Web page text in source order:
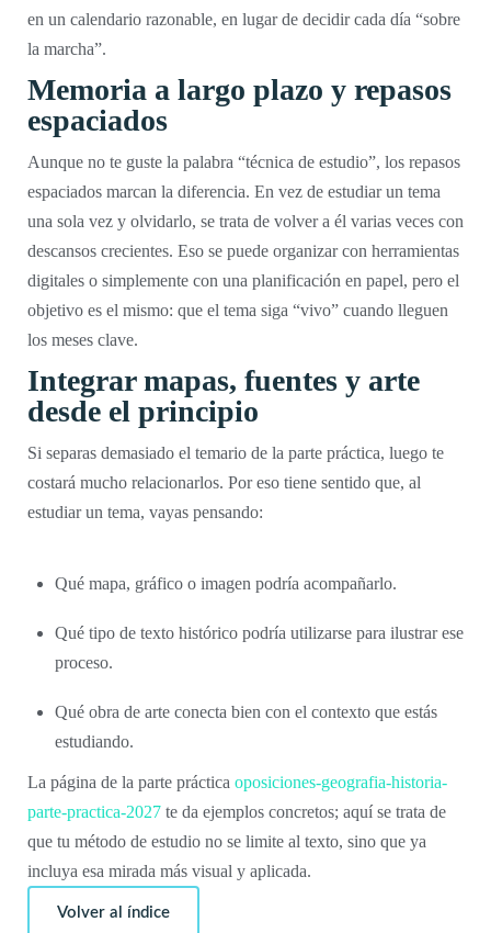
en un calendario razonable, en lugar de decidir cada día “sobre
la marcha”.
Memoria a largo plazo y repasos
espaciados
Aunque no te guste la palabra “técnica de estudio”, los repasos
espaciados marcan la diferencia. En vez de estudiar un tema
una sola vez y olvidarlo, se trata de volver a él varias veces con
descansos crecientes. Eso se puede organizar con herramientas
digitales o simplemente con una planificación en papel, pero el
objetivo es el mismo: que el tema siga “vivo” cuando lleguen
los meses clave.
Integrar mapas, fuentes y arte
desde el principio
Si separas demasiado el temario de la parte práctica, luego te
costará mucho relacionarlos. Por eso tiene sentido que, al
estudiar un tema, vayas pensando:
Qué mapa, gráfico o imagen podría acompañarlo.
Qué tipo de texto histórico podría utilizarse para ilustrar ese
proceso.
Qué obra de arte conecta bien con el contexto que estás
estudiando.
La página de la parte práctica oposiciones-geografia-historia-
parte-practica-2027 te da ejemplos concretos; aquí se trata de
que tu método de estudio no se limite al texto, sino que ya
incluya esa mirada más visual y aplicada.
Volver al índice